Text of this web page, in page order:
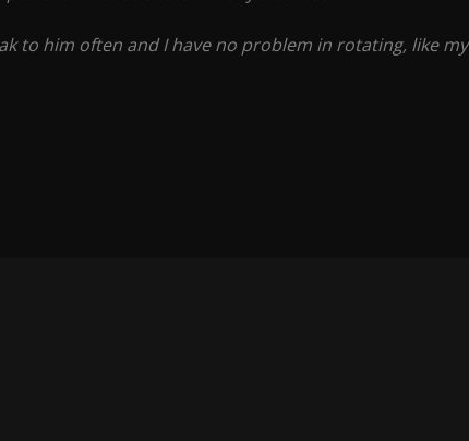
to him often and I have no problem in rotating, like my